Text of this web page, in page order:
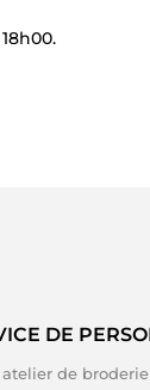
DE
de broderie